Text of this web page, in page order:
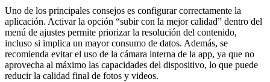
Uno de los principales consejos es configurar correctamente la
aplicación. Activar la opción “subir con la mejor calidad” dentro del
menú de ajustes permite priorizar la resolución del contenido,
incluso si implica un mayor consumo de datos. Además, se
recomienda evitar el uso de la cámara interna de la app, ya que no
aprovecha al máximo las capacidades del dispositivo, lo que puede
reducir la calidad final de fotos y videos.